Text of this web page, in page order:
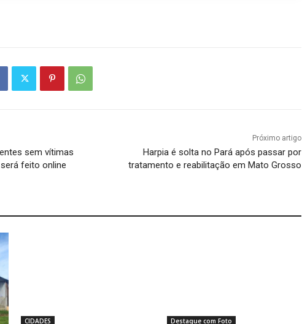
sem vítimas
feito online
Próximo artigo
Harpia é solta no Pará após passar por
tratamento e reabilitação em Mato Grosso
CIDADES Destaque com Foto